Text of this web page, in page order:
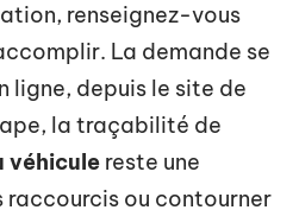
renseignez-vous
La demande se
ligne, depuis le site de
la traçabilité de
véhicule reste une
raccourcis ou contourner